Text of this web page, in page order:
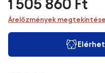
1 505 860 Ft
Árelőzmények megtekintése